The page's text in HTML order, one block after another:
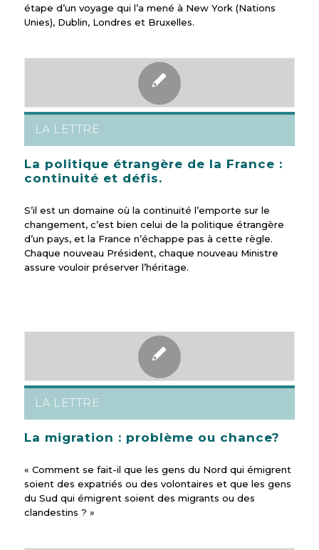
étape d’un voyage qui l’a mené à New York (Nations
Unies), Dublin, Londres et Bruxelles.
LA LETTRE
La politique étrangère de la France :
continuité et défis.
S’il est un domaine où la continuité l’emporte sur le
changement, c’est bien celui de la politique étrangère
d’un pays, et la France n’échappe pas à cette règle.
Chaque nouveau Président, chaque nouveau Ministre
assure vouloir préserver l’héritage.
LA LETTRE
La migration : problème ou chance?
« Comment se fait-il que les gens du Nord qui émigrent
soient des expatriés ou des volontaires et que les gens
du Sud qui émigrent soient des migrants ou des
clandestins ? »